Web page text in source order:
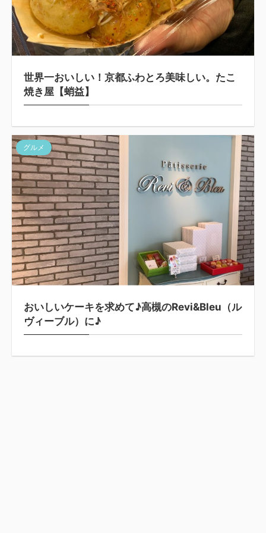
世界一おいしい！京都ふわとろ美味しい。たこ
焼き屋【蛸益】
グルメ
おいしいケーキを求めて♪高槻のRevi&Bleu（ル
ヴィーブル）に♪